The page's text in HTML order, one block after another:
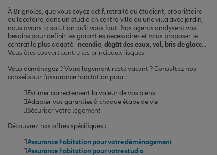
À Brignoles, que vous soyez actif, retraité ou étudiant, propriétaire
ou locataire, dans un studio en centre-ville ou une villa avec jardin,
nous avons la solution qu'il vous faut. Nos agents analysent vos
besoins pour définir les garanties nécessaires et vous proposer le
contrat le plus adapté. Incendie, dégât des eaux, vol, bris de glace...
Vous êtes couvert contre les principaux risques.
Vous déménagez ? Votre logement reste vacant ? Consultez nos
conseils sur l'assurance habitation pour :
Estimer correctement la valeur de vos biens
Adapter vos garanties à chaque étape de vie
Sécuriser votre logement
Découvrez nos offres spécifiques :
Assurance habitation pour votre déménagement
Assurance habitation pour votre studio